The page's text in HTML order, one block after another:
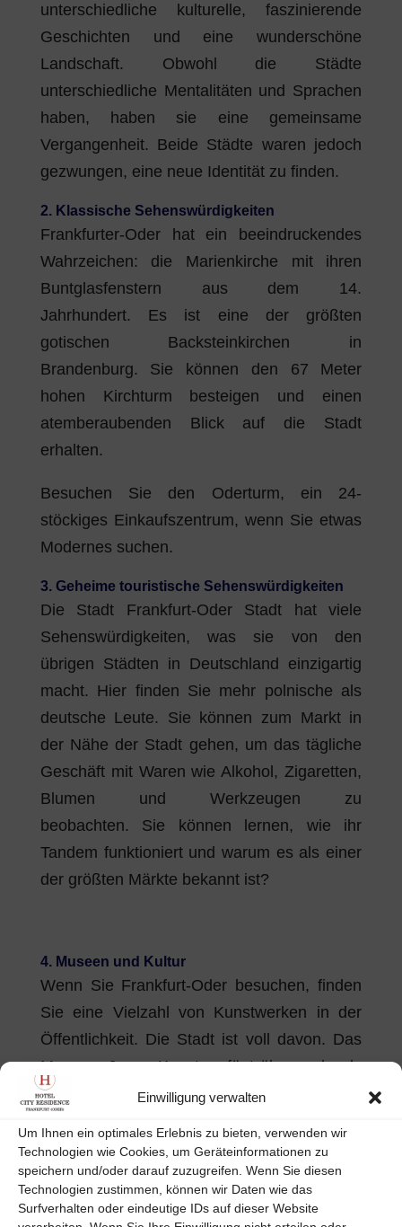
Einwilligung verwalten
Um Ihnen ein optimales Erlebnis zu bieten, verwenden wir
Technologien wie Cookies, um Geräteinformationen zu
speichern und/oder darauf zuzugreifen. Wenn Sie diesen
Technologien zustimmen, können wir Daten wie das
Surfverhalten oder eindeutige IDs auf dieser Website
unterschiedliche kulturelle, faszinierende
Geschichten und eine wunderschöne
Landschaft. Obwohl die Städte
unterschiedliche Mentalitäten und Sprachen
haben, haben sie eine gemeinsame
Vergangenheit. Beide Städte waren jedoch
gezwungen, eine neue Identität zu finden.
2. Klassische Sehenswürdigkeiten
Frankfurter-Oder hat ein beeindruckendes
Wahrzeichen: die Marienkirche mit ihren
Buntglasfenstern aus dem 14.
Jahrhundert. Es ist eine der größten
gotischen Backsteinkirchen in
Brandenburg. Sie können den 67 Meter
hohen Kirchturm besteigen und einen
atemberaubenden Blick auf die Stadt
erhalten.
Besuchen Sie den Oderturm, ein 24-
stöckiges Einkaufszentrum, wenn Sie etwas
Modernes suchen.
3. Geheime touristische Sehenswürdigkeiten
Die Stadt Frankfurt-Oder Stadt hat viele
Sehenswürdigkeiten, was sie von den
übrigen Städten in Deutschland einzigartig
macht. Hier finden Sie mehr polnische als
deutsche Leute. Sie können zum Markt in
der Nähe der Stadt gehen, um das tägliche
Geschäft mit Waren wie Alkohol, Zigaretten,
Blumen und Werkzeugen zu
beobachten. Sie können lernen, wie ihr
Tandem funktioniert und warum es als einer
der größten Märkte bekannt ist?
4. Museen und Kultur
Wenn Sie Frankfurt-Oder besuchen, finden
Sie eine Vielzahl von Kunstwerken in der
Öffentlichkeit. Die Stadt ist voll davon. Das
Museum Junge Kunst verfügt über mehr als
11.000 Kunstwerke, Skulpturen und
und Werk von Heinrich Von Kleist, einem
deutschen Dichter und Dramatiker des 18.
Jahrhunderts. Es gibt mehrere interessante